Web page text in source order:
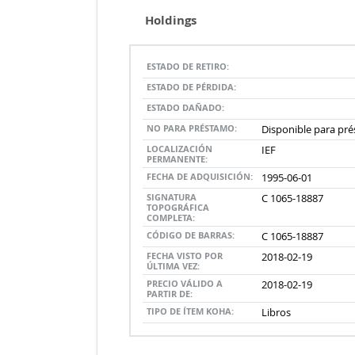
Holdings
ESTADO DE RETIRO:
ESTADO DE PÉRDIDA:
ESTADO DAÑADO:
NO PARA PRÉSTAMO:
Disponible para
LOCALIZACIÓN
PERMANENTE:
IEF
FECHA DE ADQUISICIÓN: 1995-06-01
SIGNATURA
TOPOGRÁFICA
COMPLETA:
C 1065-18887
CÓDIGO DE BARRAS: C 1065-18887
FECHA VISTO POR
ÚLTIMA VEZ:
2018-02-19
PRECIO VÁLIDO A
PARTIR DE:
2018-02-19
TIPO DE ÍTEM KOHA: Libros